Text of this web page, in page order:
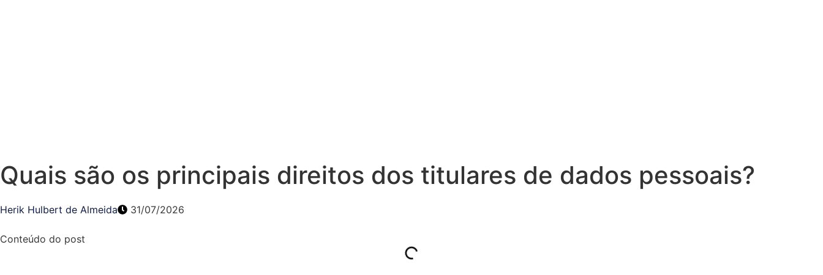
Quais são os principais direitos dos titulares de dados pessoais?
Herik Hulbert de Almeida 31/07/2026
Conteúdo do post